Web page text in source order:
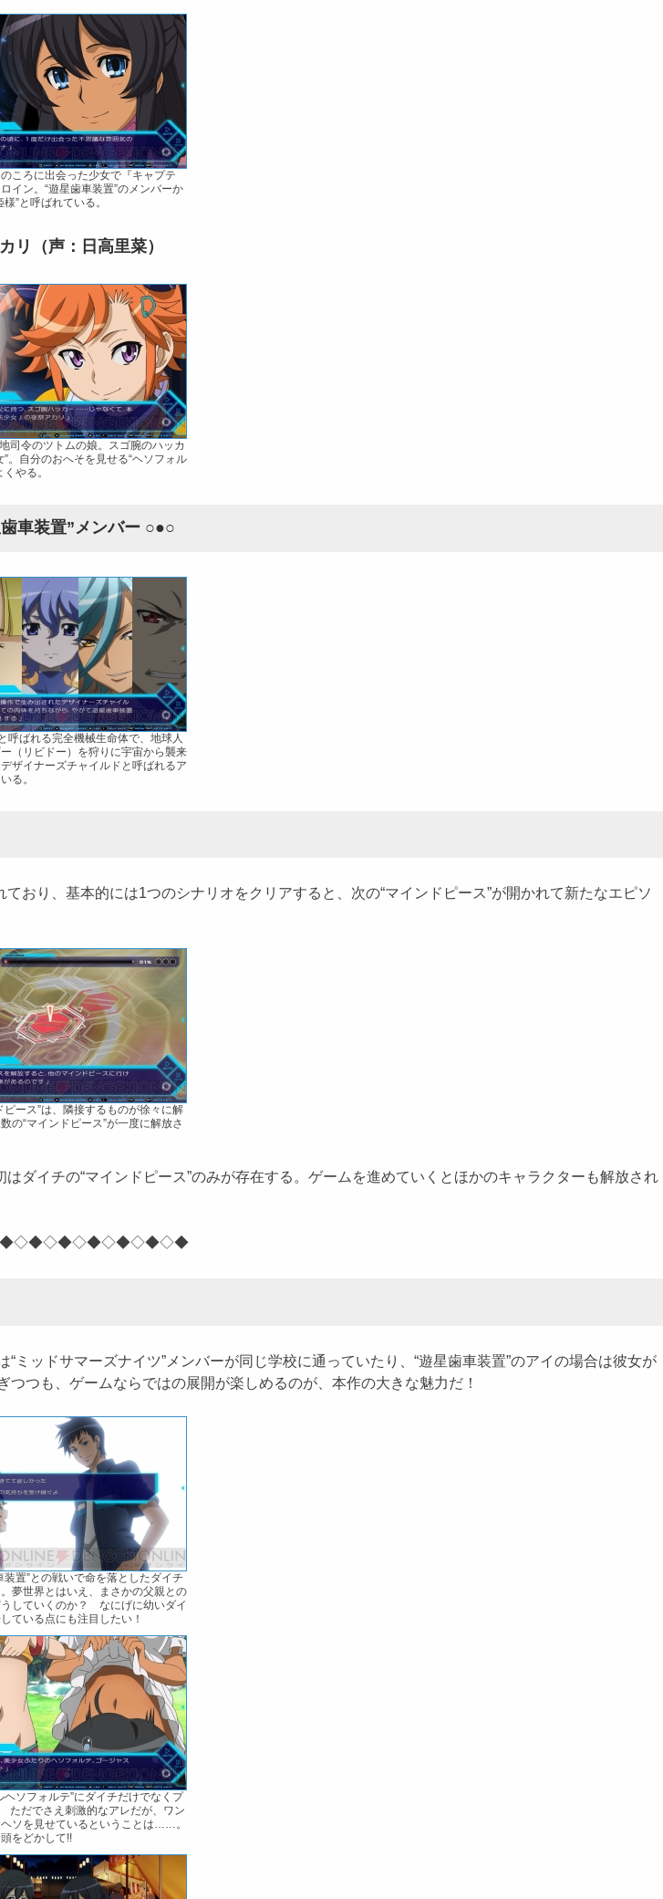
ころに出会った少女で『キャプテ
イン。“遊星歯車装置”のメンバーか
”と呼ばれている。
リ（声：日高里菜）
司令のツトムの娘。スゴ腕のハッカ
”。自分のおへそを見せる“ヘソフォル
やる。
車装置”メンバー ○●○
呼ばれる完全機械生命体で、地球人
（リビドー）を狩りに宇宙から襲来
ザイナーズチャイルドと呼ばれるア
る。
おり、基本的には1つのシナリオをクリアすると、次の“マインドピース”が開かれて新たなエピソ
ース”は、隣接するものが徐々に解
の“マインドピース”が一度に解放さ
ダイチの“マインドピース”のみが存在する。ゲームを進めていくとほかのキャラクターも解放され
ッドサマーズナイツ”メンバーが同じ学校に通っていたり、“遊星歯車装置”のアイの場合は彼女が
つも、ゲームならではの展開が楽しめるのが、本作の大きな魅力だ！
置”との戦いで命を落としたダイチ
夢世界とはいえ、まさかの父親との
していくのか？ なにげに幼いダイ
ている点にも注目したい！
ソフォルテ”にダイチだけでなくプ
ただでさえ刺激的なアレだが、ワン
ソを見せているということは……。
をどかして!!